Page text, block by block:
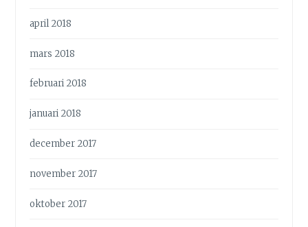
april 2018
mars 2018
februari 2018
januari 2018
december 2017
november 2017
oktober 2017